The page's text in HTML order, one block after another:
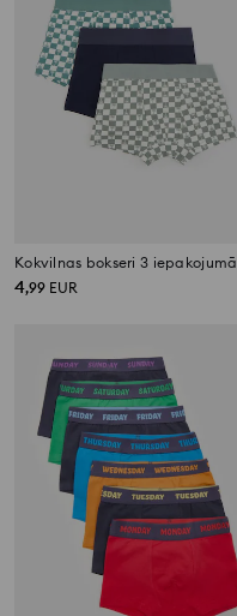
Kokvilnas bokseri 3 iepakojumā
4,99 EUR